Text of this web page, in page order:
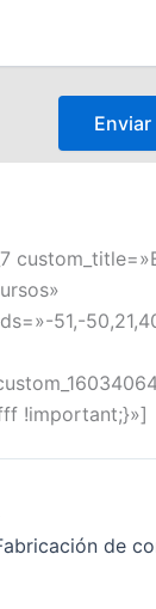
51,-
!important;}»]